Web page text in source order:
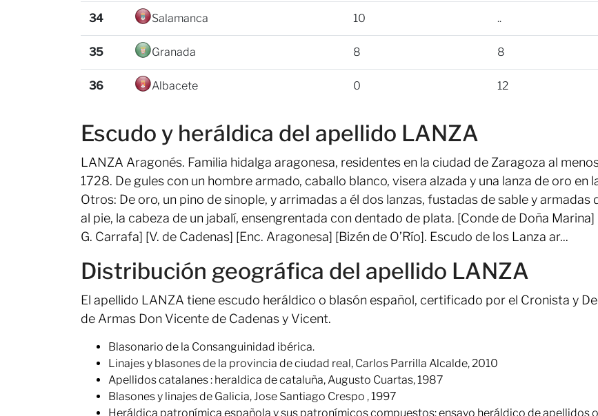
34 Salamanca 10 ..
35 Granada 8 8
36 Albacete 0 12
Escudo y heráldica del apellido LANZA
LANZA Aragonés. Familia hidalga aragonesa, residentes en la ciudad de Zaragoza al
1728. De gules con un hombre armado, caballo blanco, visera alzada y una lanza de oro en la
Otros: De oro, un pino de sinople, y arrimadas a él dos lanzas, fustadas de sable y armadas
al pie, la cabeza de un jabalí, ensengrentada con dentado de plata. [Conde de Doña Marina]
G. Carrafa] [V. de Cadenas] [Enc. Aragonesa] [Bizén de O’Río]. Escudo de los Lanza ar...
Distribución geográfica del apellido LANZA
El apellido LANZA tiene escudo heráldico o blasón español, certificado por el Cronista y
de Armas Don Vicente de Cadenas y Vicent.
Blasonario de la Consanguinidad ibérica.
Linajes y blasones de la provincia de ciudad real, Carlos Parrilla Alcalde, 2010
Apellidos catalanes : heraldica de cataluña, Augusto Cuartas, 1987
Blasones y linajes de Galicia, Jose Santiago Crespo , 1997
Heráldica patronímica española y sus patronímicos compuestos: ensayo heráldico de apellidos